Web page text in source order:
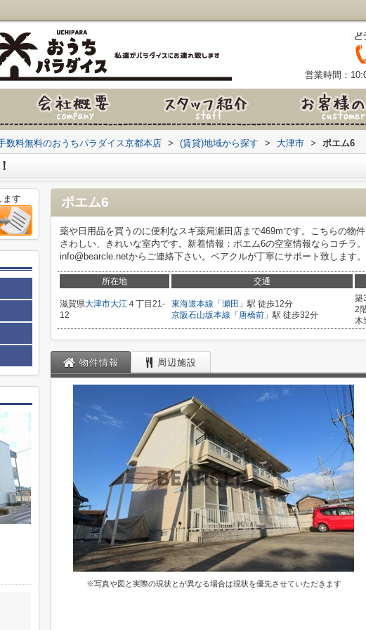
営業時間：
数料無料のおうちパラダイス京都本店 > (賃貸)地域から探す > 大津市 > ポエム6
ポエム6
薬や日用品を買うのに便利なスギ薬局瀬田店まで469mです。こちらの物
さわしい、きれいな室内です。新着情報：ポエム6の空室情報ならコチラ
info@bearcle.netからご連絡下さい。ベアクルが丁寧にサポート致します。
所在地 交通
滋賀県大津市大江４丁目21-
12
東海道本線 「 瀬田 」駅 徒歩12分
京阪石山坂本線 「 唐橋前 」駅 徒歩32分
築
2
木
物件情報 周辺施設
※写真や図と実際の現状とが異なる場合は現状を優先させていただきます
す